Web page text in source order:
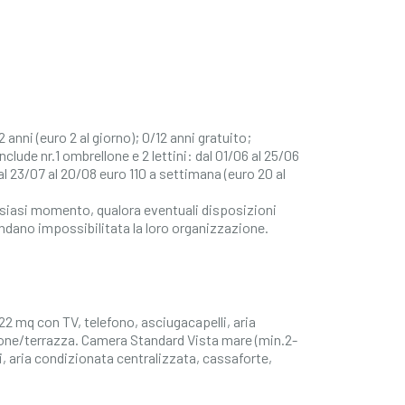
anni (euro 2 al giorno); 0/12 anni gratuito;
nr.1 ombrellone e 2 lettini: dal 01/06 al 25/06
07 al 20/08 euro 110 a settimana (euro 20 al
momento, qualora eventuali disposizioni
impossibilitata la loro organizzazione.
mq con TV, telefono, asciugacapelli, aria
terrazza. Camera Standard Vista mare (min.2-
aria condizionata centralizzata, cassaforte,